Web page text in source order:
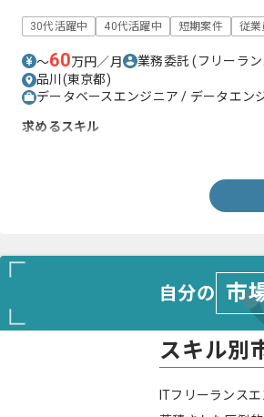
30代活躍中 40代活躍中 短期案件 従
〜60万円／月 業務委託(フリーラン
品川(東京都)
データベースエンジニア / データエン
求めるスキル
自分の 市
スキル別
ITフリーランス